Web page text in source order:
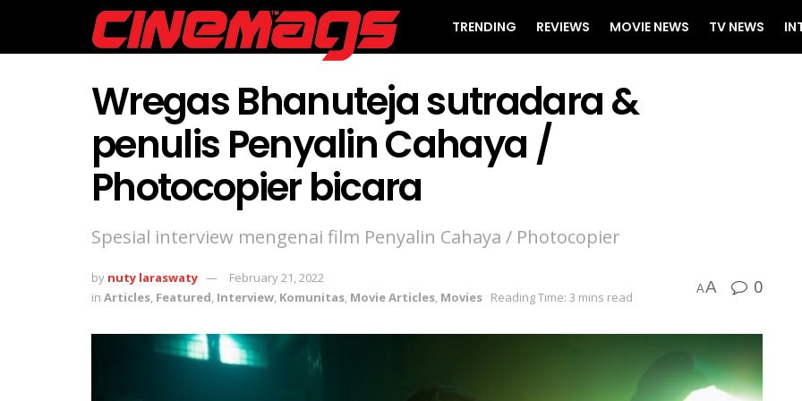
TRENDING REVIEWS MOVIE NEWS TV NEWS
Wregas Bhanuteja sutradara &
penulis Penyalin Cahaya /
Photocopier bicara
Spesial interview mengenai film Penyalin Cahaya / Photocopier
by nuty laraswaty
February 21, 2022
in Articles, Featured, Interview, Komunitas, Movie Articles, Movies Reading Time: 3 mins read
AA 0